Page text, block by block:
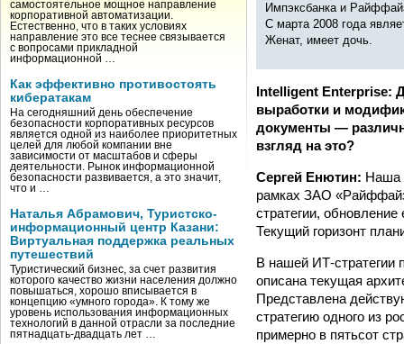
самостоятельное мощное направление
корпоративной автоматизации.
Естественно, что в таких условиях
направление это все теснее связывается
с вопросами прикладной
информационной …
Как эффективно противостоять
кибератакам
На сегодняшний день обеспечение
безопасности корпоративных ресурсов
является одной из наиболее приоритетных
целей для любой компании вне
зависимости от масштабов и сферы
деятельности. Рынок информационной
безопасности развивается, а это значит,
что и …
Наталья Абрамович, Туристско-
информационный центр Казани:
Виртуальная поддержка реальных
путешествий
Туристический бизнес, за счет развития
которого качество жизни населения должно
повышаться, хорошо вписывается в
концепцию «умного города». К тому же
уровень использования информационных
технологий в данной отрасли за последние
пятнадцать-двадцать лет …
Импэксбанка и
С марта 2008 года
Женат, имеет дочь.
Intelligent Enterprise:
выработки и
документы —
взгляд на это?
Сергей Енютин: Наша
рамках ЗАО
стратегии,
Текущий горизонт
В нашей ИТ-стратегии
описана текущая
Представлена
стратегию одного из
примерно в пятьсот